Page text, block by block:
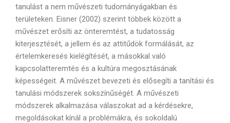
tanulást a nem művészeti tudományágakban és
területeken. Eisner (2002) szerint többek között a
művészet erősíti az önteremtést, a tudatosság
kiterjesztését, a jellem és az attitűdök formálását, az
értelemkeresés kielégítését, a másokkal való
kapcsolatteremtés és a kultúra megosztásának
képességeit. A művészet bevezeti és elősegíti a tanítási és
tanulási módszerek sokszínűségét. A művészeti
módszerek alkalmazása válaszokat ad a kérdésekre,
megoldásokat kínál a problémákra, és sokoldalú